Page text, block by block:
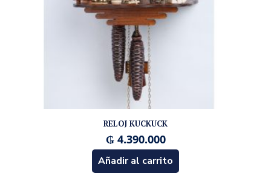
RELOJ KUCKUCK
₲4.390.000
Añadir al carrito